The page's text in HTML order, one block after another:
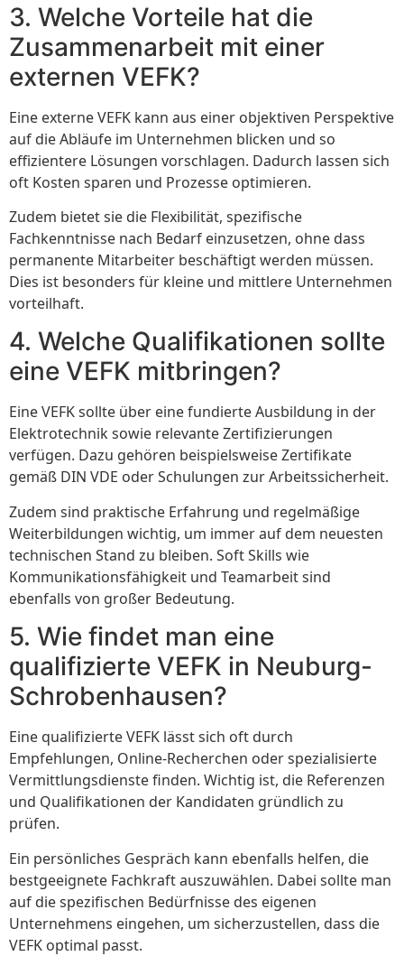
3. Welche Vorteile hat die
Zusammenarbeit mit einer
externen VEFK?
Eine externe VEFK kann aus einer objektiven Perspektive
auf die Abläufe im Unternehmen blicken und so
effizientere Lösungen vorschlagen. Dadurch lassen sich
oft Kosten sparen und Prozesse optimieren.
Zudem bietet sie die Flexibilität, spezifische
Fachkenntnisse nach Bedarf einzusetzen, ohne dass
permanente Mitarbeiter beschäftigt werden müssen.
Dies ist besonders für kleine und mittlere Unternehmen
vorteilhaft.
4. Welche Qualifikationen sollte
eine VEFK mitbringen?
Eine VEFK sollte über eine fundierte Ausbildung in der
Elektrotechnik sowie relevante Zertifizierungen
verfügen. Dazu gehören beispielsweise Zertifikate
gemäß DIN VDE oder Schulungen zur Arbeitssicherheit.
Zudem sind praktische Erfahrung und regelmäßige
Weiterbildungen wichtig, um immer auf dem neuesten
technischen Stand zu bleiben. Soft Skills wie
Kommunikationsfähigkeit und Teamarbeit sind
ebenfalls von großer Bedeutung.
5. Wie findet man eine
qualifizierte VEFK in Neuburg-
Schrobenhausen?
Eine qualifizierte VEFK lässt sich oft durch
Empfehlungen, Online-Recherchen oder spezialisierte
Vermittlungsdienste finden. Wichtig ist, die Referenzen
und Qualifikationen der Kandidaten gründlich zu
prüfen.
Ein persönliches Gespräch kann ebenfalls helfen, die
bestgeeignete Fachkraft auszuwählen. Dabei sollte man
auf die spezifischen Bedürfnisse des eigenen
Unternehmens eingehen, um sicherzustellen, dass die
VEFK optimal passt.